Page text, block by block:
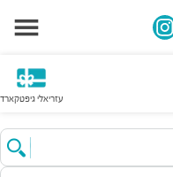
עזריאלי גיפטקארד